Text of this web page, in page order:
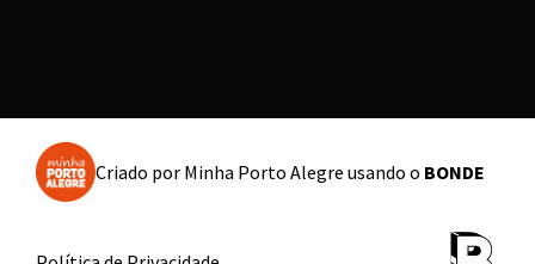
Criado por Minha Porto Alegre usando o BONDE